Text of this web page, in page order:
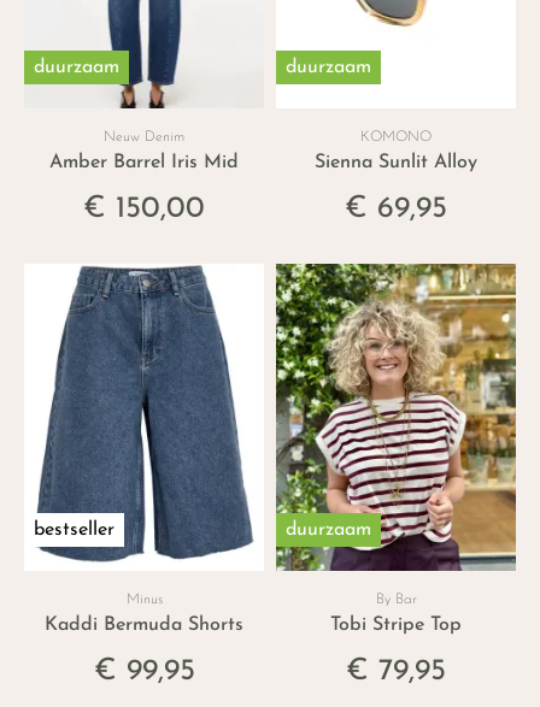
duurzaam
Neuw Denim
Amber Barrel Iris Mid
€ 150,00
duurzaam
KOMONO
Sienna Sunlit Alloy
€ 69,95
bestseller
Minus
Kaddi Bermuda Shorts
€ 99,95
duurzaam
By Bar
Tobi Stripe Top
€ 79,95